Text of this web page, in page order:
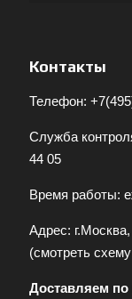
Контакты
Телефон:
Служба
44 05
Время работы:
Адрес:
(смотреть
Доставляем по